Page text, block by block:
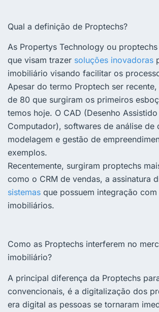
Qual a definição de Proptechs?
As Propertys Technology ou
que visam trazer soluções inovadoras
imobiliário visando facilitar os
Apesar do termo Proptech ser
de 80 que surgiram os primeiros
temos hoje. O CAD (Desenho
Computador), softwares de análise de
modelagem e gestão de
exemplos.
Recentemente, surgiram proptechs
como o CRM de vendas, a assinatura
sistemas que possuem integração
imobiliários.
Como as Proptechs interferem no
imobiliário?
A principal diferença da Proptechs
convencionais, é a digitalização dos
era digital as pessoas se tornaram